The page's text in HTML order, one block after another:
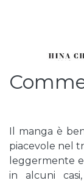
Il manga è
piacevole nel
leggermente
in alcuni